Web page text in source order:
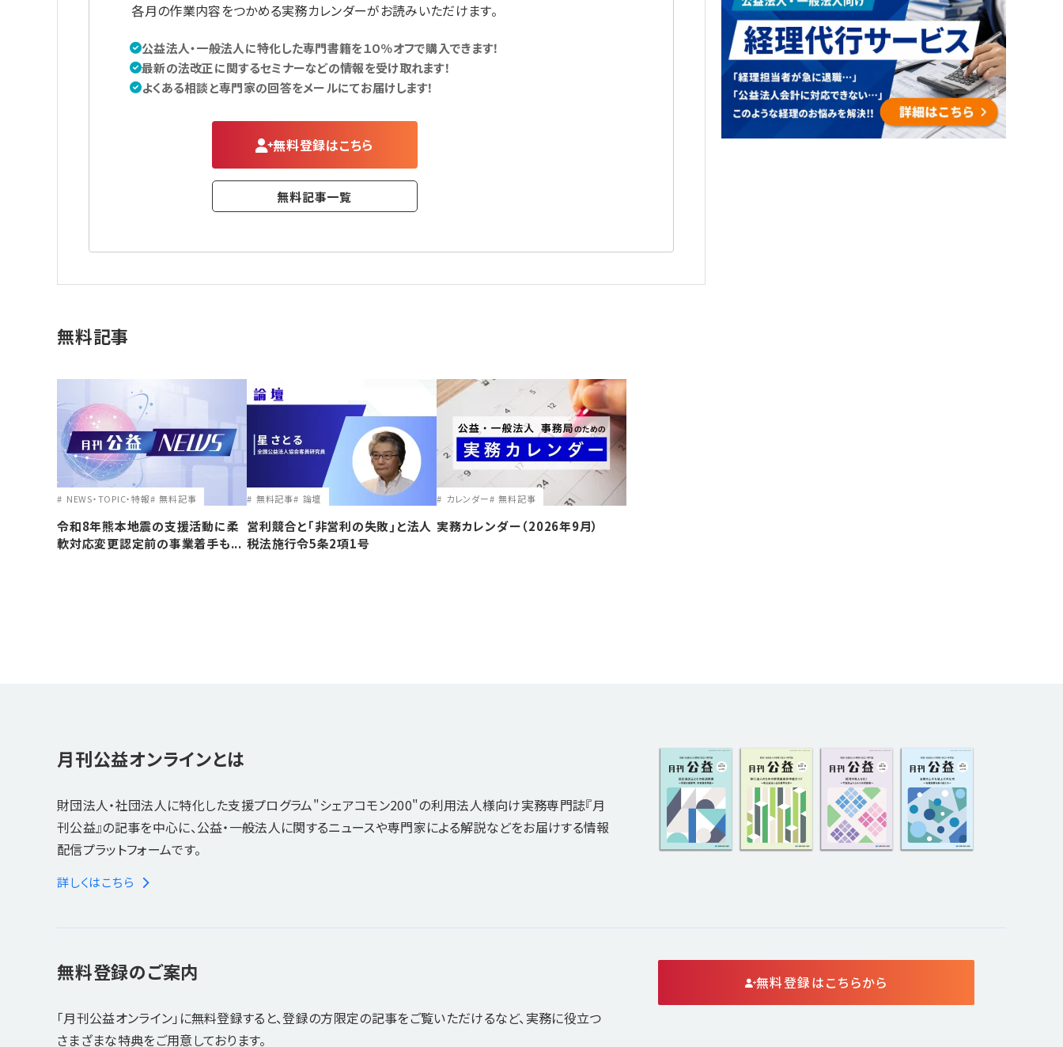
各月の作業内容をつかめる実務カレンダーがお読みいただけます。
公益法人・一般法人に特化した専門書籍を１０％オフで購入できます！
最新の法改正に関するセミナーなどの情報を受け取れます！
よくある相談と専門家の回答をメールにてお届けします！
無料登録はこちら
無料記事一覧
無料記事
NEWS・TOPIC・特報 無料記事
令和8年熊本地震の支援活動に柔
軟対応変更認定前の事業着手も...
無料記事 論壇
営利競合と｢非営利の失敗｣と法人
税法施行令5条2項1号
カレンダー 無料記事
実務カレンダー（2026年9月）
月刊公益オンラインとは
財団法人・社団法人に特化した支援プログラム"シェアコモン200"の利用法人様向け実務専門誌『月
刊公益』の記事を中心に、公益・一般法人に関するニュースや専門家による解説などをお届けする情報
配信プラットフォームです。
詳しくはこちら
無料登録のご案内
「月刊公益オンライン」に無料登録すると、登録の方限定の記事をご覧いただけるなど、実務に役立つ
さまざまな特典をご用意しております。
無料登録はこちらから